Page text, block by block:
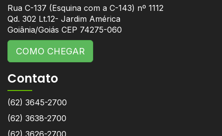
Rua C-137 (Esquina com a C-143) nº 1112
Qd. 302 Lt.12- Jardim América
Goiânia/Goiás CEP 74275-060
COMO CHEGAR
Contato
(62) 3645-2700
(62) 3638-2700
(62) 3626-2700